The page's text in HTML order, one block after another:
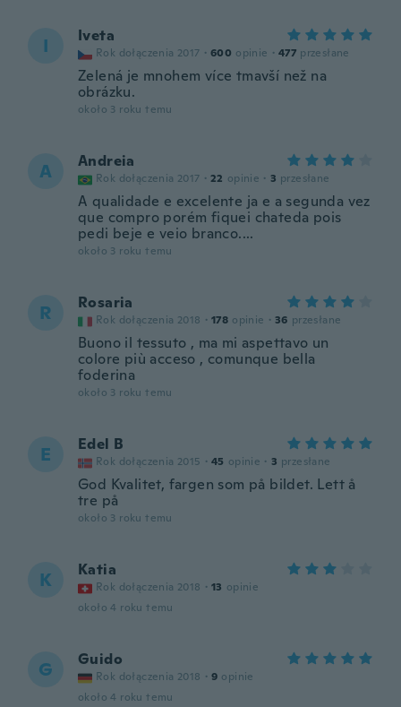
I Iveta
Rok dołączenia 2017 · 600 opinie · 477 przesłane
Zelená je mnohem více tmavší než na
obrázku.
około 3 roku temu
A Andreia
Rok dołączenia 2017 · 22 opinie · 3 przesłane
A qualidade e excelente ja e a segunda vez
que compro porém fiquei chateda pois
pedi beje e veio branco....
około 3 roku temu
R Rosaria
Rok dołączenia 2018 · 178 opinie · 36 przesłane
Buono il tessuto , ma mi aspettavo un
colore più acceso , comunque bella
foderina
około 3 roku temu
E Edel B
Rok dołączenia 2015 · 45 opinie · 3 przesłane
God Kvalitet, fargen som på bildet. Lett å
tre på
około 3 roku temu
K Katia
Rok dołączenia 2018 · 13 opinie
około 4 roku temu
G Guido
Rok dołączenia 2018 · 9 opinie
około 4 roku temu